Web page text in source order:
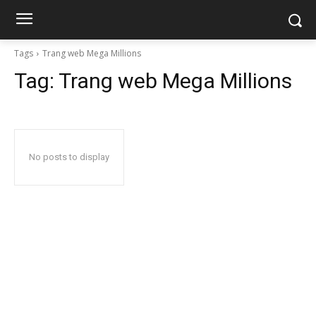
Tags Trang web Mega Millions
Tag: Trang web Mega Millions
No posts to display